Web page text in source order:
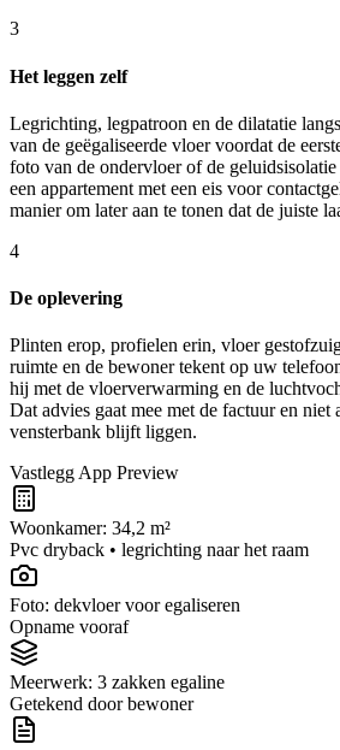
3
Het leggen zelf
Legrichting, legpatroon en de dilatatie
van de geëgaliseerde vloer voordat de
foto van de ondervloer of de
een appartement met een eis voor
manier om later aan te tonen dat de juiste
4
De oplevering
Plinten erop, profielen erin, vloer
ruimte en de bewoner tekent op uw
hij met de vloerverwarming en de
Dat advies gaat mee met de factuur en niet
vensterbank blijft liggen.
Vastlegg App Preview
Woonkamer: 34,2 m²
Pvc dryback • legrichting naar het raam
Foto: dekvloer voor egaliseren
Opname vooraf
Meerwerk: 3 zakken egaline
Getekend door bewoner